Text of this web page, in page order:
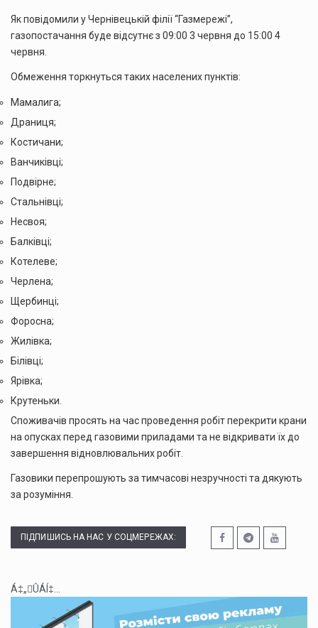
Як повідомили у Чернівецькій філії “Газмережі”,
газопостачання буде відсутнє з 09:00 3 червня до 15:00 4
червня.
Обмеження торкнуться таких населених пунктів:
Мамалига;
Драниця;
Костичани;
Ванчиківці;
Подвірне;
Стальнівці;
Несвоя;
Балківці;
Котелеве;
Черлена;
Щербинці;
Форосна;
Жилівка;
Білівці;
Ярівка;
Крутеньки.
Споживачів просять на час проведення робіт перекрити крани
на опусках перед газовими приладами та не відкривати їх до
завершення відновлювальних робіт.
Газовики перепрошують за тимчасові незручності та дякують
за розуміння.
ПІДПИШИСЬ НА НАС У СОЦМЕРЕЖАХ:
Á‡„ÛÁÍ‡...